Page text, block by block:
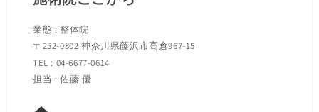
業態 : 整体院
〒252-0802 神奈川県藤沢市高倉967-15
TEL : 04-6677-0614
担当 : 佐藤 優